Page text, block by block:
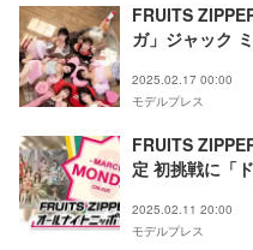
FRUITS
ガ」ジャック
2025.02.17 00:00
モデルプレス
FRUITS
定 初挑戦に「
2025.02.11 20:00
モデルプレス